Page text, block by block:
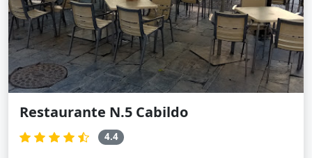
Restaurante N.5 Cabildo
4.4